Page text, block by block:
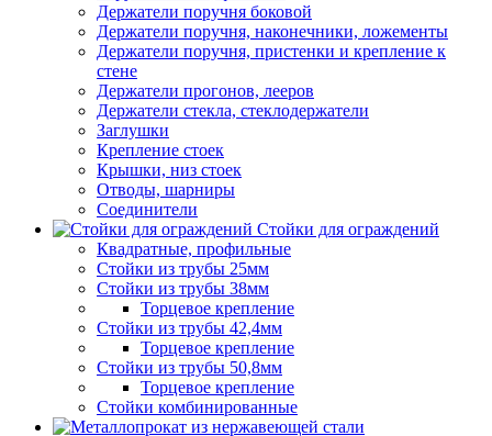
Держатели поручня боковой
Держатели поручня, наконечники, ложементы
Держатели поручня, пристенки и крепление к
стене
Держатели прогонов, лееров
Держатели стекла, стеклодержатели
Заглушки
Крепление стоек
Крышки, низ стоек
Отводы, шарниры
Соединители
Стойки для ограждений
Квадратные, профильные
Стойки из трубы 25мм
Стойки из трубы 38мм
Торцевое крепление
Стойки из трубы 42,4мм
Торцевое крепление
Стойки из трубы 50,8мм
Торцевое крепление
Стойки комбинированные